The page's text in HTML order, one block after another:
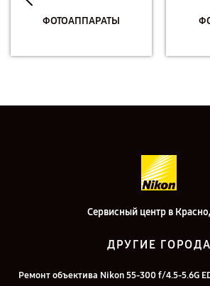
ФОТОАППАРАТЫ
Сервисный центр в
ДРУГИЕ ГОРОДА
Ремонт объектива Nikon 55-300 f/4.5-5.6G